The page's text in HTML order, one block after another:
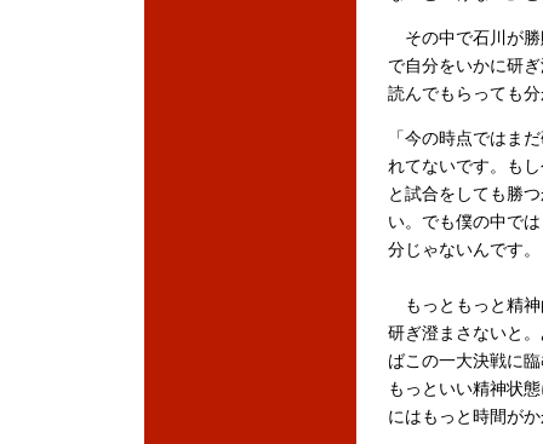
その中で石川が勝
で自分をいかに研
読んでもらっても
「今の時点ではま
れてないです。も
と試合をしても勝
い。でも僕の中で
分じゃないんです。
もっともっと精神
研ぎ澄まさないと
ばこの一大決戦に
もっといい精神状
にはもっと時間が